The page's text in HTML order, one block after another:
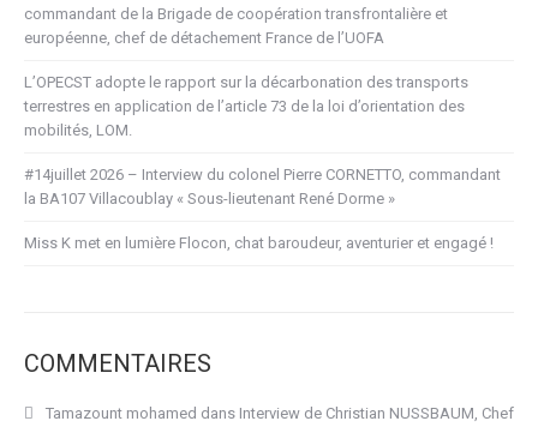
commandant de la Brigade de coopération transfrontalière et
européenne, chef de détachement France de l’UOFA
L’OPECST adopte le rapport sur la décarbonation des transports
terrestres en application de l’article 73 de la loi d’orientation des
mobilités, LOM.
#14juillet 2026 – Interview du colonel Pierre CORNETTO, commandant
la BA107 Villacoublay « Sous-lieutenant René Dorme »
Miss K met en lumière Flocon, chat baroudeur, aventurier et engagé !
COMMENTAIRES
Tamazount mohamed dans Interview de Christian NUSSBAUM, Chef